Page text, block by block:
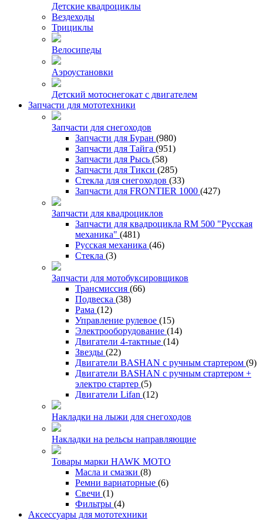
Детские квадроциклы
Вездеходы
Трициклы
Велосипеды
Аэроустановки
Детский мотоснегокат с двигателем
Запчасти для мототехники
Запчасти для снегоходов
Запчасти для Буран (980)
Запчасти для Тайга (951)
Запчасти для Рысь (58)
Запчасти для Тикси (285)
Стекла для снегоходов (33)
Запчасти для FRONTIER 1000 (427)
Запчасти для квадроциклов
Запчасти для квадроцикла RM 500 "Русская
механика" (481)
Русская механика (46)
Стекла (3)
Запчасти для мотобуксировщиков
Трансмиссия (66)
Подвеска (38)
Рама (12)
Управление рулевое (15)
Электрооборудование (14)
Двигатели 4-тактные (14)
Звезды (22)
Двигатели BASHAN с ручным стартером (9)
Двигатели BASHAN с ручным стартером +
электро стартер (5)
Двигатели Lifan (12)
Накладки на лыжи для снегоходов
Накладки на рельсы направляющие
Товары марки HAWK MOTO
Масла и смазки (8)
Ремни вариаторные (6)
Свечи (1)
Фильтры (4)
Аксессуары для мототехники